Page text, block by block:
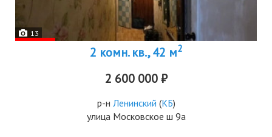
13
2 комн. кв., 42 м2
2 600 000 ₽
р-н Ленинский (КБ)
улица Московское ш 9а